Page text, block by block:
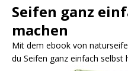
Seifen ganz
machen
Mit dem ebook von
du Seifen ganz einfach selbst